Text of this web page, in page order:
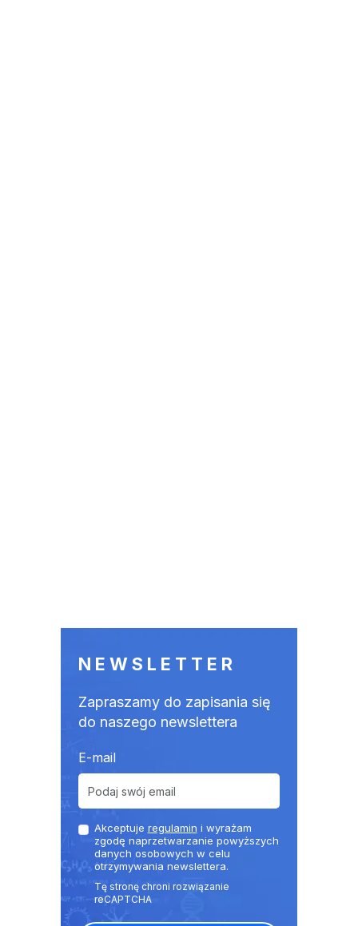
NEWSLETTER
Zapraszamy do zapisania się
do naszego newslettera
E-mail
Akceptuje regulamin i wyrażam
zgodę naprzetwarzanie powyższych
danych osobowych w celu
otrzymywania newslettera.